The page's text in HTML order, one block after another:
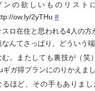
ンの欲しいものリスト
ow.ly/2yTHu #
スロ在住と思われる4人の
なんてさっぱり。どういう
む。またしても裏技が（笑
ギガ得プランにのりかえま
るほど、その手もありま